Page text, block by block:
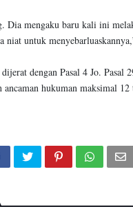
Dia mengaku baru kali ini
niat untuk
dengan Pasal 4 Jo.
hukuman maksimal